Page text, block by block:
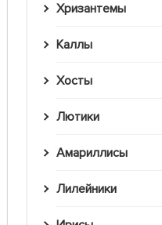
Хризантемы
Каллы
Хосты
Лютики
Амариллисы
Лилейники